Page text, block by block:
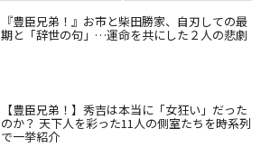
『豊臣兄弟！』お市と柴田勝家、自刃しての最
期と「辞世の句」…運命を共にした２人の悲劇
【豊臣兄弟！】秀吉は本当に「女狂い」だった
のか？ 天下人を彩った11人の側室たちを時系列
で一挙紹介